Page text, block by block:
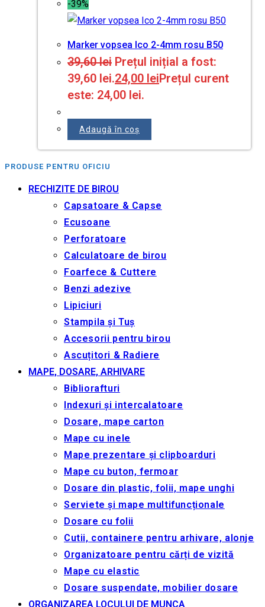
-39%
Marker vopsea Ico 2-4mm rosu B50
39,60lei Prețul inițial a fost:
39,60 lei.24,00 leiPrețul curent
este: 24,00 lei.
Adaugă în coș
PRODUSE PENTRU OFICIU
RECHIZITE DE BIROU
Capsatoare & Capse
Ecusoane
Perforatoare
Calculatoare de birou
Foarfece & Cuttere
Benzi adezive
Lipiciuri
Stampila și Tuș
Accesorii pentru birou
Ascuțitori & Radiere
MAPE, DOSARE, ARHIVARE
Bibliorafturi
Indexuri și intercalatoare
Dosare, mape carton
Mape cu inele
Mape prezentare și clipboarduri
Mape cu buton, fermoar
Dosare din plastic, folii, mape unghi
Serviete și mape multifuncționale
Dosare cu folii
Cutii, containere pentru arhivare, alonje
Organizatoare pentru cărți de vizită
Mape cu elastic
Dosare suspendate, mobilier dosare
ORGANIZAREA LOCULUI DE MUNCA